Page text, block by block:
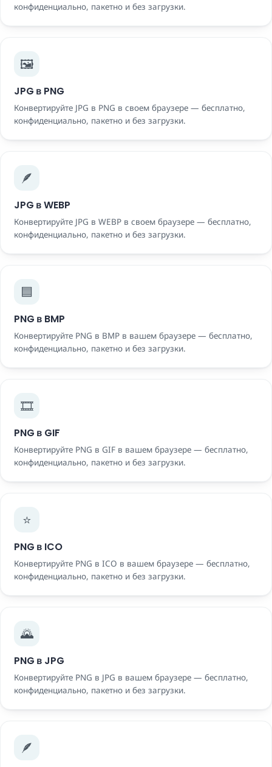
конфиденциально, пакетно и без загрузки.
🖼️
JPG в PNG
Конвертируйте JPG в PNG в своем браузере — бесплатно,
конфиденциально, пакетно и без загрузки.
🪶
JPG в WEBP
Конвертируйте JPG в WEBP в своем браузере — бесплатно,
конфиденциально, пакетно и без загрузки.
🟦
PNG в BMP
Конвертируйте PNG в BMP в вашем браузере — бесплатно,
конфиденциально, пакетно и без загрузки.
🎞️
PNG в GIF
Конвертируйте PNG в GIF в вашем браузере — бесплатно,
конфиденциально, пакетно и без загрузки.
⭐
PNG в ICO
Конвертируйте PNG в ICO в вашем браузере — бесплатно,
конфиденциально, пакетно и без загрузки.
🌄
PNG в JPG
Конвертируйте PNG в JPG в вашем браузере — бесплатно,
конфиденциально, пакетно и без загрузки.
🪶